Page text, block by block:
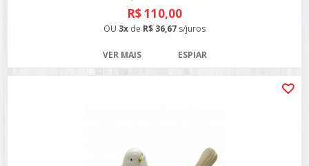
R$ 110,00
OU 3x de R$ 36,67 s/juros
VER MAIS ESPIAR